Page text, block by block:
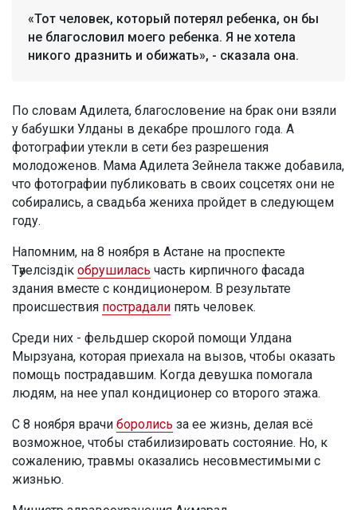
«Тот человек, который потерял ребенка, он бы
не благословил моего ребенка. Я не хотела
никого дразнить и обижать», - сказала она.
По словам Адилета, благословение на брак они взяли
у бабушки Улданы в декабре прошлого года. А
фотографии утекли в сети без разрешения
молодоженов. Мама Адилета Зейнела также добавила,
что фотографии публиковать в своих соцсетях они не
собирались, а свадьба жениха пройдет в следующем
году.
Напомним, на 8 ноября в Астане на проспекте
Тәуелсіздік обрушилась часть кирпичного фасада
здания вместе с кондиционером. В результате
происшествия пострадали пять человек.
Среди них - фельдшер скорой помощи Улдана
Мырзуана, которая приехала на вызов, чтобы оказать
помощь пострадавшим. Когда девушка помогала
людям, на нее упал кондиционер со второго этажа.
С 8 ноября врачи боролись за ее жизнь, делая всё
возможное, чтобы стабилизировать состояние. Но, к
сожалению, травмы оказались несовместимыми с
жизнью.